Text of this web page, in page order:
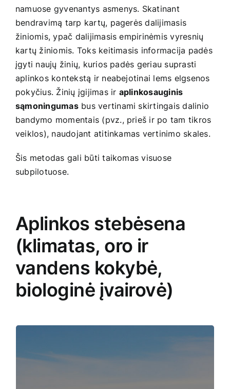
namuose gyvenantys asmenys. Skatinant
bendravimą tarp kartų, pagerės dalijimasis
žiniomis, ypač dalijimasis empirinėmis vyresnių
kartų žiniomis. Toks keitimasis informacija padės
įgyti naujų žinių, kurios padės geriau suprasti
aplinkos kontekstą ir neabejotinai lems elgsenos
pokyčius. Žinių įgijimas ir aplinkosauginis
sąmoningumasbus vertinami skirtingais dalinio
bandymo momentais (pvz., prieš ir po tam tikros
veiklos), naudojant atitinkamas vertinimo skales.
Šis metodas gali būti taikomas visuose
subpilotuose.
Aplinkos stebėsena
(klimatas, oro ir
vandens kokybė,
biologinė įvairovė)